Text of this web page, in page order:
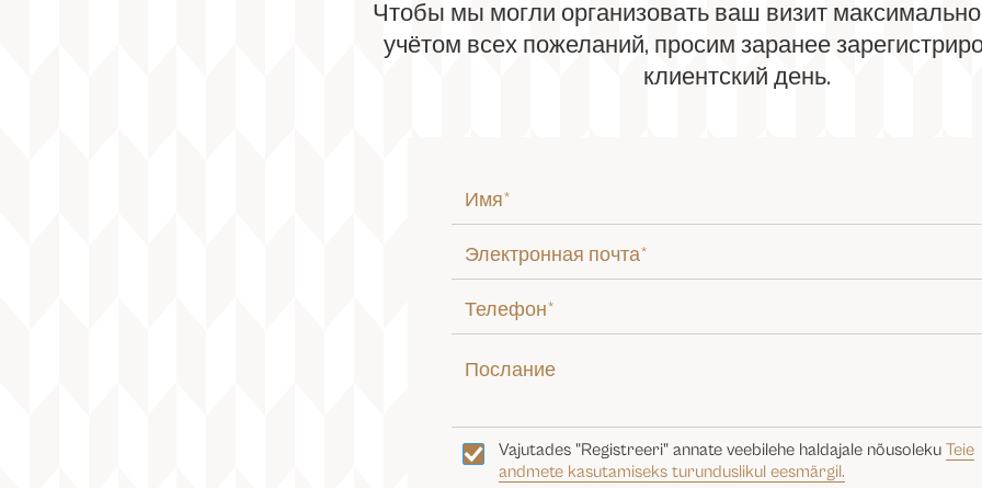
Чтобы мы могли организовать ваш визит
учётом всех пожеланий, просим заранее
клиентский день.
Vajutades "Registreeri" annate veebilehe haldajale nõusoleku Teie
andmete kasutamiseks turunduslikul eesmärgil.